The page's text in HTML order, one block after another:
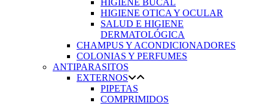
HIGIENE BUCAL
HIGIENE OTICA Y OCULAR
SALUD E HIGIENE
DERMATOLÓGICA
CHAMPUS Y ACONDICIONADORES
COLONIAS Y PERFUMES
ANTIPARASITOS
EXTERNOS
PIPETAS
COMPRIMIDOS